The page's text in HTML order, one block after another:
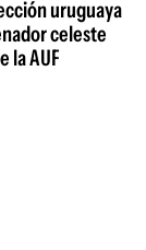
uruguaya
celeste
la AUF